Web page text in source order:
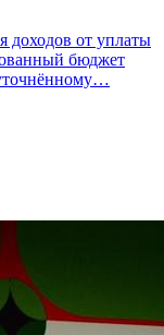
доходов от уплаты
бюджет